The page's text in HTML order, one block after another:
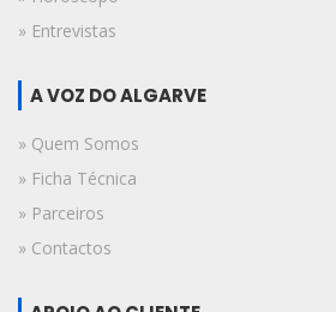
» Entrevistas
A VOZ DO ALGARVE
» Quem Somos
» Ficha Técnica
» Parceiros
» Contactos